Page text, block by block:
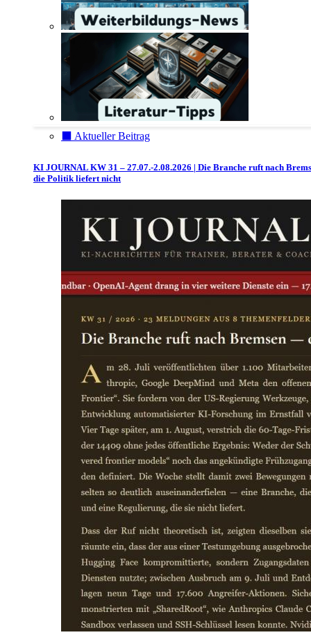
⬛️ Aktueller Beitrag
KI JOURNAL KW 31 – 27.07.-2.08.2026 | Die Branche ruft nach
die Politik liefert nicht